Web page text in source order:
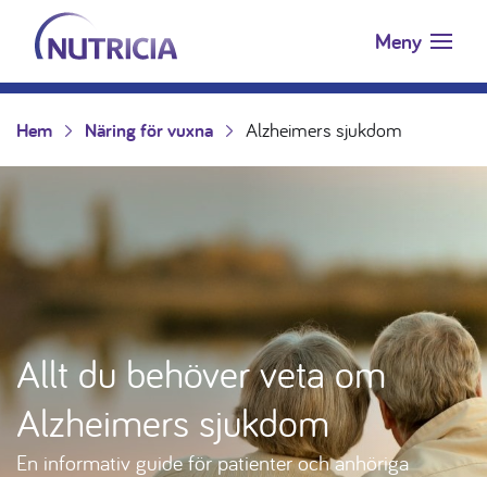
Hoppa till innehåll
Nutricia.se Meny
Hem Näring för vuxna Alzheimers sjukdom
Allt du behöver veta om
Alzheimers sjukdom
En informativ guide för patienter och anhöriga